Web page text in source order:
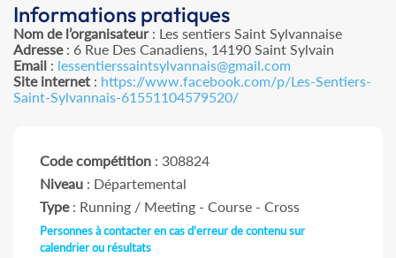
Informations pratiques
Nom de l’organisateur: Les sentiers Saint Sylvannaise
Adresse: 6 Rue Des Canadiens, 14190 Saint Sylvain
Email : lessentierssaintsylvannais@gmail.com
Site internet : https://www.facebook.com/p/Les-Sentiers-
Saint-Sylvannais-61551104579520/
Code compétition : 308824
Niveau : Départemental
Type: Running / Meeting - Course - Cross
Personnes à contacter en cas d'erreur de contenu sur
calendrier ou résultats